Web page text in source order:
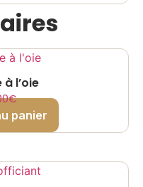
l’oie
€
panier